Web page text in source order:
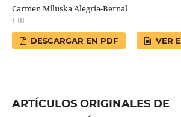
Carmen Miluska Alegría-Bernal
I-III
DESCARGAR EN PDF VER
ARTÍCULOS ORIGINALES DE